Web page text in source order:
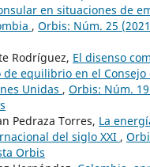
en situaciones de
, Orbis: Núm. 25
Rodríguez, El disenso
equilibrio en el Consejo
Unidas , Orbis: Núm.
Pedraza Torres, La
del siglo XXI ,
Orbis